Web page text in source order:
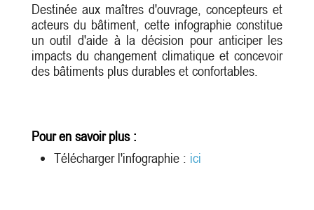
Destinée aux maîtres d'ouvrage, concepteurs et
acteurs du bâtiment, cette infographie constitue
un outil d'aide à la décision pour anticiper les
impacts du changement climatique et concevoir
des bâtiments plus durables et confortables.
Pour en savoir plus :
Télécharger l'infographie : ici